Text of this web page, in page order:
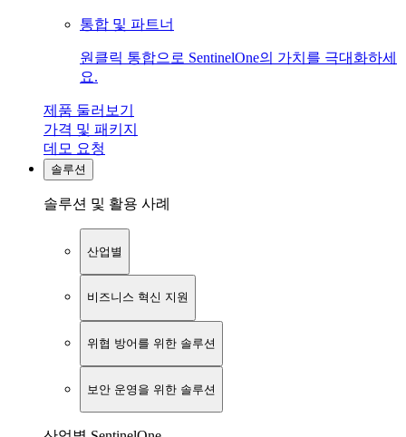
통합 및 파트너
원클릭 통합으로 SentinelOne의 가치를 극대화하세
요.
제품 둘러보기
가격 및 패키지
데모 요청
솔루션
솔루션 및 활용 사례
산업별
비즈니스 혁신 지원
위협 방어를 위한 솔루션
보안 운영을 위한 솔루션